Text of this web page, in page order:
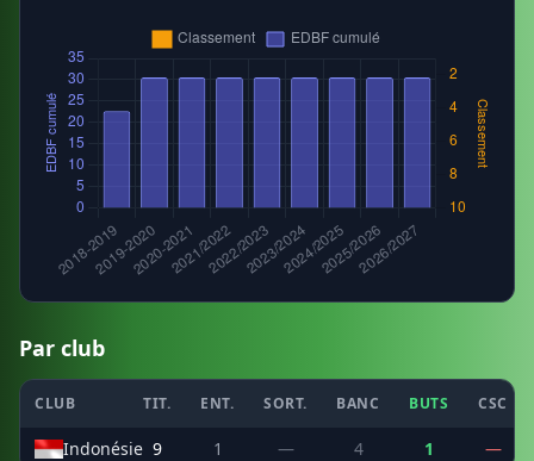
Par club
CLUB TIT. ENT. SORT. BANC BUTS CSC
Indonésie 9 1 — 4 1 —